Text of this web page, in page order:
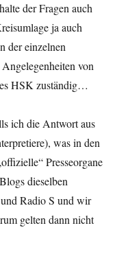
der Fragen auch
ja auch
der einzelnen
von
HSK zuständig…
ich die Antwort aus
was in den
Presseorgane
dieselben
Radio S und wir
gelten dann nicht